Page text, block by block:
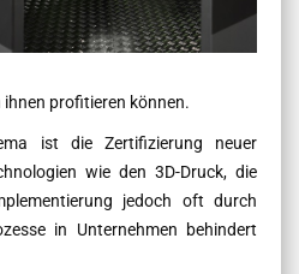
profitieren können.
ist die Zertifizierung neuer
wie den 3D-Druck, die
jedoch oft durch
in Unternehmen behindert